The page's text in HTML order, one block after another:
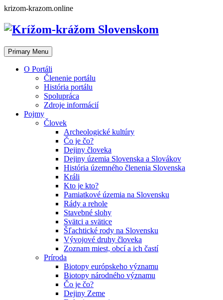
Skip
content
krizom-krazom.online
Primary Menu
O Portáli
Členenie portálu
História portálu
Spolupráca
Zdroje informácií
Pojmy
Človek
Archeologické kultúry
Čo je čo?
Dejiny človeka
Dejiny územia Slovenska a Slovákov
História územného členenia Slovenska
Králi
Kto je kto?
Pamiatkové územia na Slovensku
Rády a rehole
Stavebné slohy
Svätci a svätice
Šľachtické rody na Slovensku
Vývojové druhy človeka
Zoznam miest, obcí a ich častí
Príroda
Biotopy európskeho významu
Biotopy národného významu
Čo je čo?
Dejiny Zeme